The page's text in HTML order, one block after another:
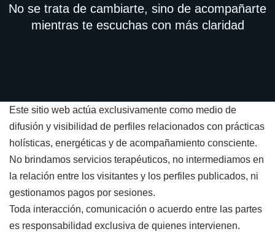
No se trata de cambiarte, sino de acompañarte
mientras te escuchas con más claridad
Este sitio web actúa exclusivamente como medio de
difusión y visibilidad de perfiles relacionados con prácticas
holísticas, energéticas y de acompañamiento consciente.
No brindamos servicios terapéuticos, no intermediamos en
la relación entre los visitantes y los perfiles publicados, ni
gestionamos pagos por sesiones.
Toda interacción, comunicación o acuerdo entre las partes
es responsabilidad exclusiva de quienes intervienen.